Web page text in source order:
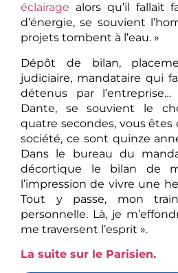
éclairage alors qu’il fallait
d’énergie, se souvient
projets tombent à l’eau. »
Dépôt de bilan,
judiciaire, mandataire qui
détenus par l’entreprise…
Dante, se souvient le
quatre secondes, vous
société, ce sont quinze
Dans le bureau du
décortique le bilan de
l’impression de vivre une
Tout y passe, mon
personnelle. Là, je
me traversent l’esprit ».
La suite sur le Parisien.